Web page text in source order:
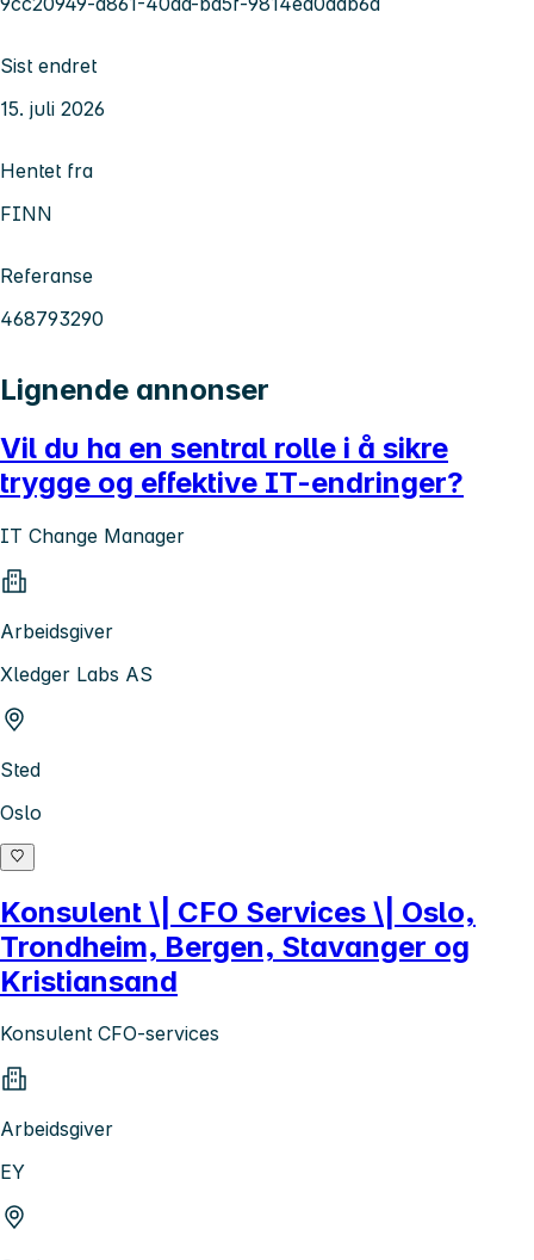
Sist endret
15. juli 2026
Hentet fra
FINN
Referanse
468793290
Lignende annonser
Vil du ha en sentral rolle i å sikre
trygge og effektive IT-endringer?
IT Change Manager
Arbeidsgiver
Xledger Labs AS
Sted
Oslo
Konsulent \| CFO Services \| Oslo,
Trondheim, Bergen, Stavanger og
Kristiansand
Konsulent CFO-services
Arbeidsgiver
EY